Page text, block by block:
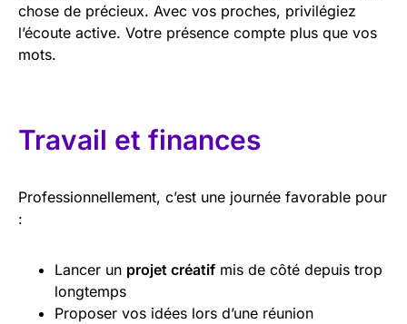
chose de précieux. Avec vos proches, privilégiez
l’écoute active. Votre présence compte plus que vos
mots.
Travail et finances
Professionnellement, c’est une journée favorable pour
:
Lancer un projet créatif mis de côté depuis trop
longtemps
Proposer vos idées lors d’une réunion